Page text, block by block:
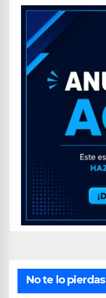
No te lo pierdas